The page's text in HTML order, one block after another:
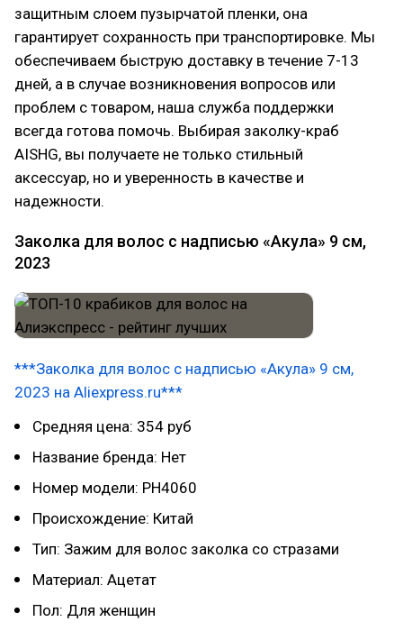
защитным слоем пузырчатой пленки, она
гарантирует сохранность при транспортировке. Мы
обеспечиваем быструю доставку в течение 7-13
дней, а в случае возникновения вопросов или
проблем с товаром, наша служба поддержки
всегда готова помочь. Выбирая заколку-краб
AISHG, вы получаете не только стильный
аксессуар, но и уверенность в качестве и
надежности.
Заколка для волос с надписью «Акула» 9 см,
2023
***Заколка для волос с надписью «Акула» 9 см,
2023 на Aliexpress.ru***
Средняя цена: 354 руб
Название бренда: Нет
Номер модели: PH4060
Происхождение: Китай
Тип: Зажим для волос заколка со стразами
Материал: Ацетат
Пол: Для женщин